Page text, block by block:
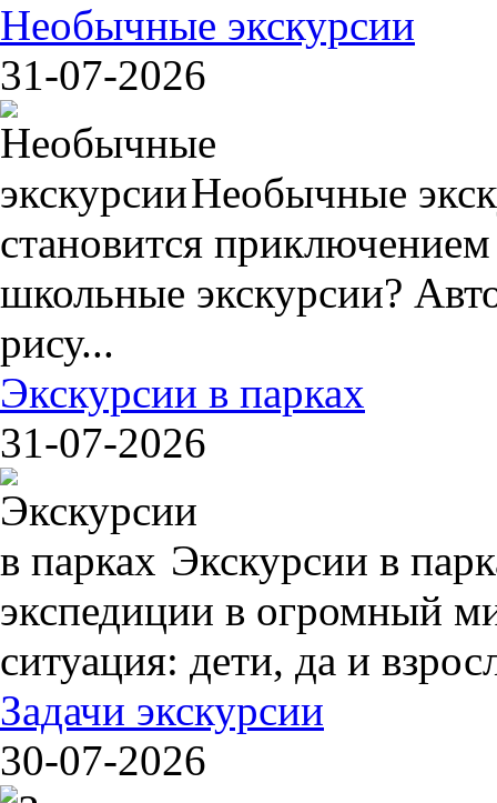
Необычные экскурсии
31-07-2026
Необычные
становится
школьные экскурсии?
рису...
Экскурсии в парках
31-07-2026
Экскурсии в
экспедиции в огромный
ситуация: дети, да и
Задачи экскурсии
30-07-2026